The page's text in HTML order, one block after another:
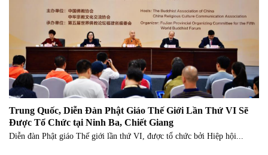
Trung Quốc, Diễn Đàn Phật Giáo Thế Giới Lần Thứ VI Sẽ
Được Tổ Chức tại Ninh Ba, Chiết Giang
Diễn đàn Phật giáo Thế giới lần thứ VI, được tổ chức bởi Hiệp hội...